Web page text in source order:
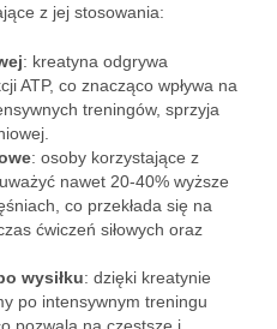
z jej stosowania:
: kreatyna odgrywa
ATP, co znacząco wpływa na
treningów, sprzyja
: osoby korzystające z
nawet 20-40% wyższe
co przekłada się na
ćwiczeń siłowych oraz
wysiłku: dzięki kreatynie
po intensywnym treningu